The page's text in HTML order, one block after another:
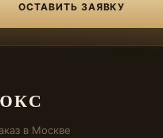
ОСТАВИТЬ ЗАЯВКУ
в Москве